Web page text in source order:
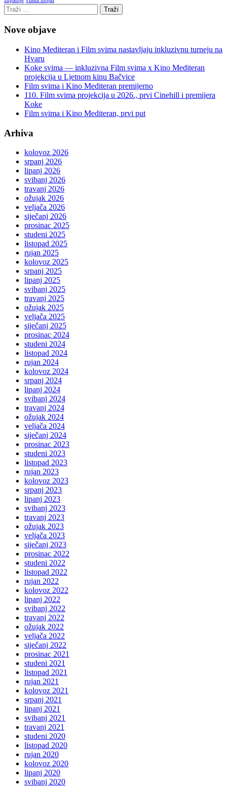
Nove objave
Kino Mediteran i Film svima nastavljaju inkluzivnu turneju na
Hvaru
Koke svima — inkluzivna Film svima x Kino Mediteran
projekcija u Ljetnom kinu Bačvice
Film svima i Kino Mediteran premijerno
110. Film svima projekcija u 2026., prvi Cinehill i premijera
Koke
Film svima i Kino Mediteran, prvi put
Arhiva
kolovoz 2026
srpanj 2026
lipanj 2026
svibanj 2026
travanj 2026
ožujak 2026
veljača 2026
siječanj 2026
prosinac 2025
studeni 2025
listopad 2025
rujan 2025
kolovoz 2025
srpanj 2025
lipanj 2025
svibanj 2025
travanj 2025
ožujak 2025
veljača 2025
siječanj 2025
prosinac 2024
studeni 2024
listopad 2024
rujan 2024
kolovoz 2024
srpanj 2024
lipanj 2024
svibanj 2024
travanj 2024
ožujak 2024
veljača 2024
siječanj 2024
prosinac 2023
studeni 2023
listopad 2023
rujan 2023
kolovoz 2023
srpanj 2023
lipanj 2023
svibanj 2023
travanj 2023
ožujak 2023
veljača 2023
siječanj 2023
prosinac 2022
studeni 2022
listopad 2022
rujan 2022
kolovoz 2022
lipanj 2022
svibanj 2022
travanj 2022
ožujak 2022
veljača 2022
siječanj 2022
prosinac 2021
studeni 2021
listopad 2021
rujan 2021
kolovoz 2021
srpanj 2021
lipanj 2021
svibanj 2021
travanj 2021
studeni 2020
listopad 2020
rujan 2020
kolovoz 2020
lipanj 2020
svibanj 2020